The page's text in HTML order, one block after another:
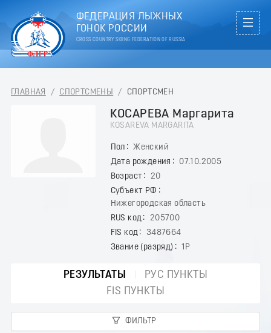
ФЕДЕРАЦИЯ ЛЫЖНЫХ
ГОНОК РОССИИ
CROSS COUNTRY SKIING FEDERATION OF RUSSIA
ГЛАВНАЯ / СПОРТСМЕНЫ / СПОРТСМЕН
КОСАРЕВА Маргарита
KOSAREVA MARGARITA
Пол
Женский
Дата рождения
07.10.2005
Возраст
20
Субъект РФ
Нижегородская область
RUS код
205700
FIS код
3487664
Звание (разряд)
1Р
РЕЗУЛЬТАТЫ
РУС ПУНКТЫ
FIS ПУНКТЫ
ФИЛЬТР